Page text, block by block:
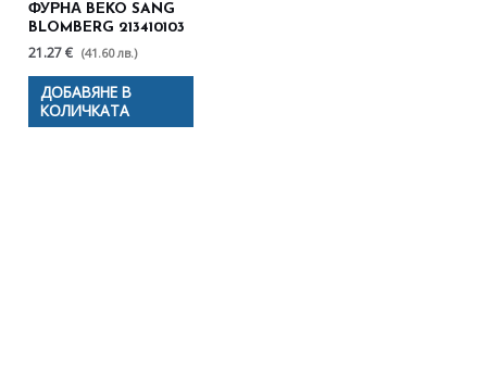
ФУРНА BEKO SANG
BLOMBERG 213410103
21.27 € (41.60 лв.)
ДОБАВЯНЕ В
КОЛИЧКАТА